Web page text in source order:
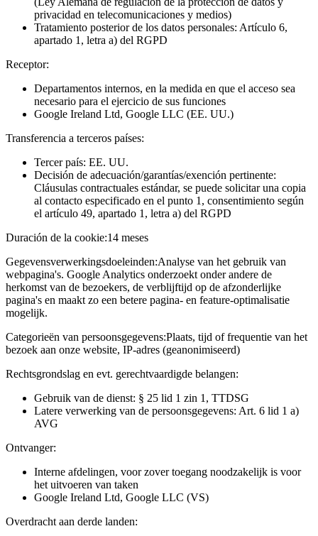
privacidad en telecomunicaciones y medios)
Tratamiento posterior de los datos personales: Artículo 6,
apartado 1, letra a) del RGPD
Receptor:
Departamentos internos, en la medida en que el acceso sea
necesario para el ejercicio de sus funciones
Google Ireland Ltd, Google LLC (EE. UU.)
Transferencia a terceros países:
Tercer país: EE. UU.
Decisión de adecuación/garantías/exención pertinente:
Cláusulas contractuales estándar, se puede solicitar una copia
al contacto especificado en el punto 1, consentimiento según
el artículo 49, apartado 1, letra a) del RGPD
Duración de la cookie:14 meses
Gegevensverwerkingsdoeleinden:Analyse van het gebruik van
webpagina's. Google Analytics onderzoekt onder andere de
herkomst van de bezoekers, de verblijftijd op de afzonderlijke
pagina's en maakt zo een betere pagina- en feature-optimalisatie
mogelijk.
Categorieën van persoonsgegevens:Plaats, tijd of frequentie van het
bezoek aan onze website, IP-adres (geanonimiseerd)
Rechtsgrondslag en evt. gerechtvaardigde belangen:
Gebruik van de dienst: § 25 lid 1 zin 1, TTDSG
Latere verwerking van de persoonsgegevens: Art. 6 lid 1 a)
AVG
Ontvanger:
Interne afdelingen, voor zover toegang noodzakelijk is voor
het uitvoeren van taken
Google Ireland Ltd, Google LLC (VS)
Overdracht aan derde landen: